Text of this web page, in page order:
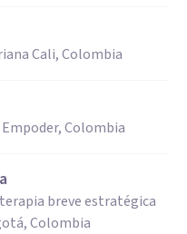
Cali, Colombia
Colombia
breve estratégica
Colombia